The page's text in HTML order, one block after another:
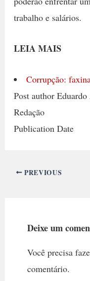
trabalho e salários.
LEIA MAIS
Corrupção:
Post author
Redação
Publication Date
PREVIOUS
Deixe um
Você precisa
comentário.